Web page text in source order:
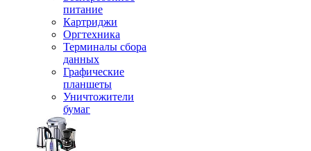
питание
Картриджи
Оргтехника
Терминалы сбора
данных
Графические
планшеты
Уничтожители
бумаг